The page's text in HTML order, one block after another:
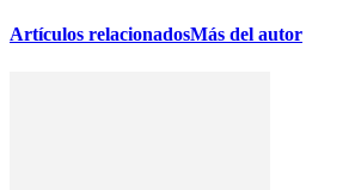
Artículos relacionadosMás del autor